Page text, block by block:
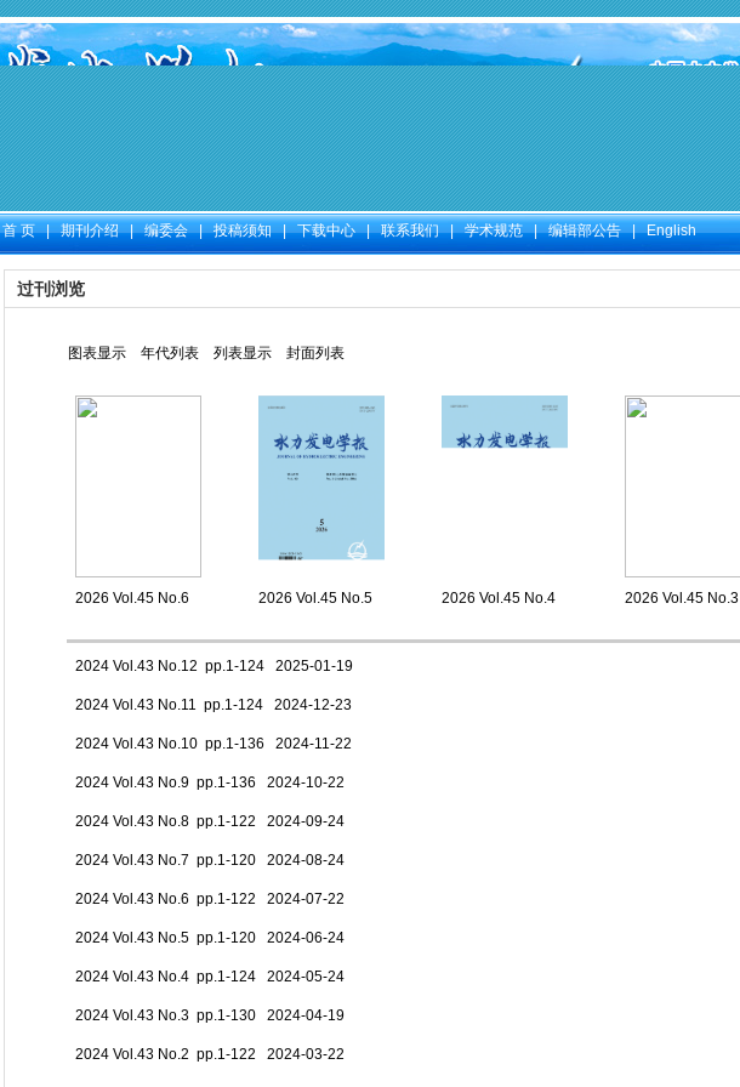
首 页|期刊介绍|编委会|投稿须知|下载中心|联系我们|学术规范|编辑部公告|English
过刊浏览
图表显示 年代列表 列表显示 封面列表
2026 Vol.45 No.6 2026 Vol.45 No.5 2026 Vol.45 No.4 2026 Vol.45 No.3
2024 Vol.43 No.12 pp.1-124 2025-01-19
2024 Vol.43 No.11 pp.1-124 2024-12-23
2024 Vol.43 No.10 pp.1-136 2024-11-22
2024 Vol.43 No.9 pp.1-136 2024-10-22
2024 Vol.43 No.8 pp.1-122 2024-09-24
2024 Vol.43 No.7 pp.1-120 2024-08-24
2024 Vol.43 No.6 pp.1-122 2024-07-22
2024 Vol.43 No.5 pp.1-120 2024-06-24
2024 Vol.43 No.4 pp.1-124 2024-05-24
2024 Vol.43 No.3 pp.1-130 2024-04-19
2024 Vol.43 No.2 pp.1-122 2024-03-22